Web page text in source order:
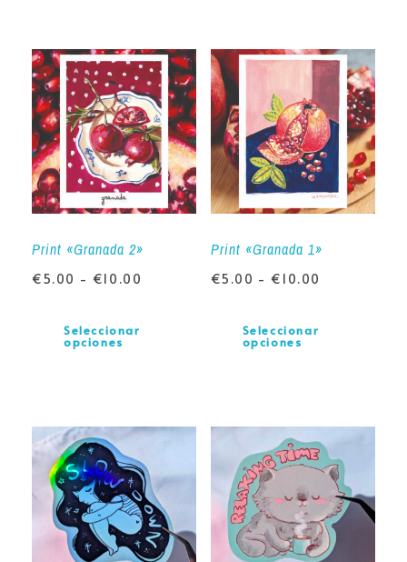
Print «Granada 2»
€5.00 - €10.00
Seleccionar
opciones
Print «Granada 1»
€5.00 - € 10.00
Seleccionar
opciones